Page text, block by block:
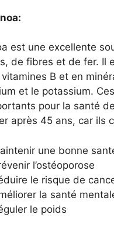
est une excellente
de fibres et de fer. Il
B et en
et le potassium.
pour la santé
après 45 ans, car ils
une bonne
l’ostéoporose
le risque de
la santé
le poids